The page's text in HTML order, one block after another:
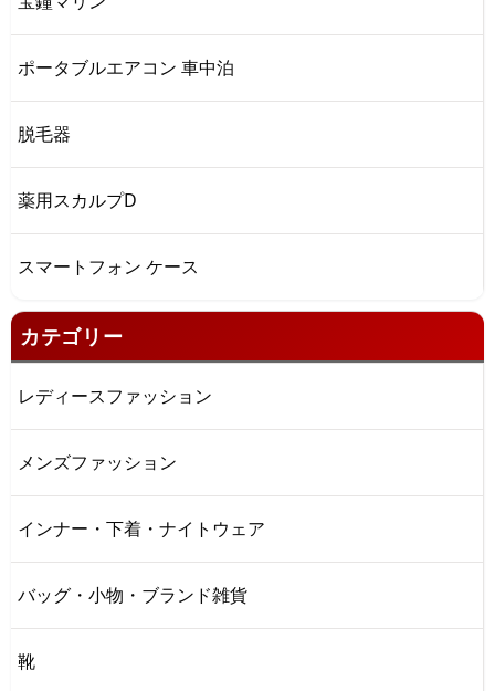
ポータブルエアコン 車中泊
脱毛器
薬用スカルプD
スマートフォン ケース
カテゴリー
レディースファッション
メンズファッション
インナー・下着・ナイトウェア
バッグ・小物・ブランド雑貨
靴